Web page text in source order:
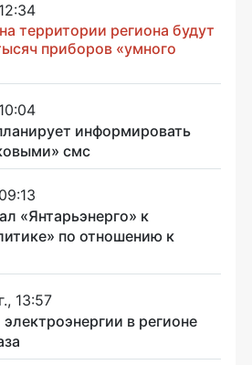
территории региона будут
приборов «умного
информировать
смс
«Янтарьэнерго» к
по отношению к
13:57
в регионе